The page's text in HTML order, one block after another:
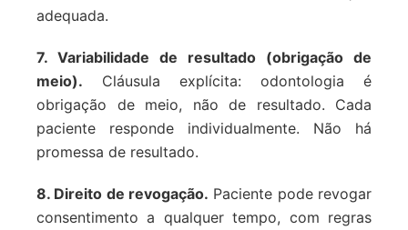
adequada.
7. Variabilidade de resultado (obrigação de
meio). Cláusula explícita: odontologia é
obrigação de meio, não de resultado. Cada
paciente responde individualmente. Não há
promessa de resultado.
8. Direito de revogação. Paciente pode revogar
consentimento a qualquer tempo, com regras